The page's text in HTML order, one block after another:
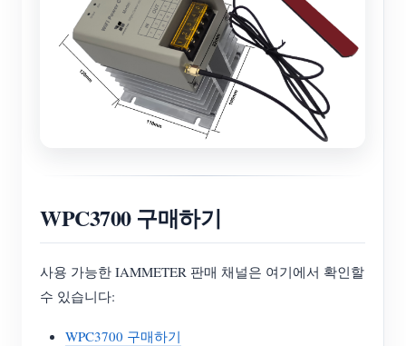
WPC3700 구매하기
사용 가능한 IAMMETER 판매 채널은 여기에서 확인할
수 있습니다:
WPC3700 구매하기